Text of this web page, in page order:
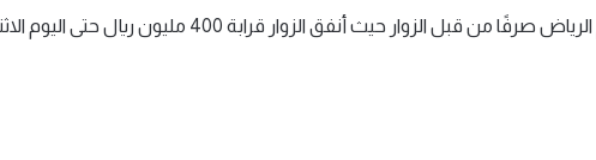
حيث أنفق الزوار قرابة 400 مليون ريال حتى اليوم الاثنين.